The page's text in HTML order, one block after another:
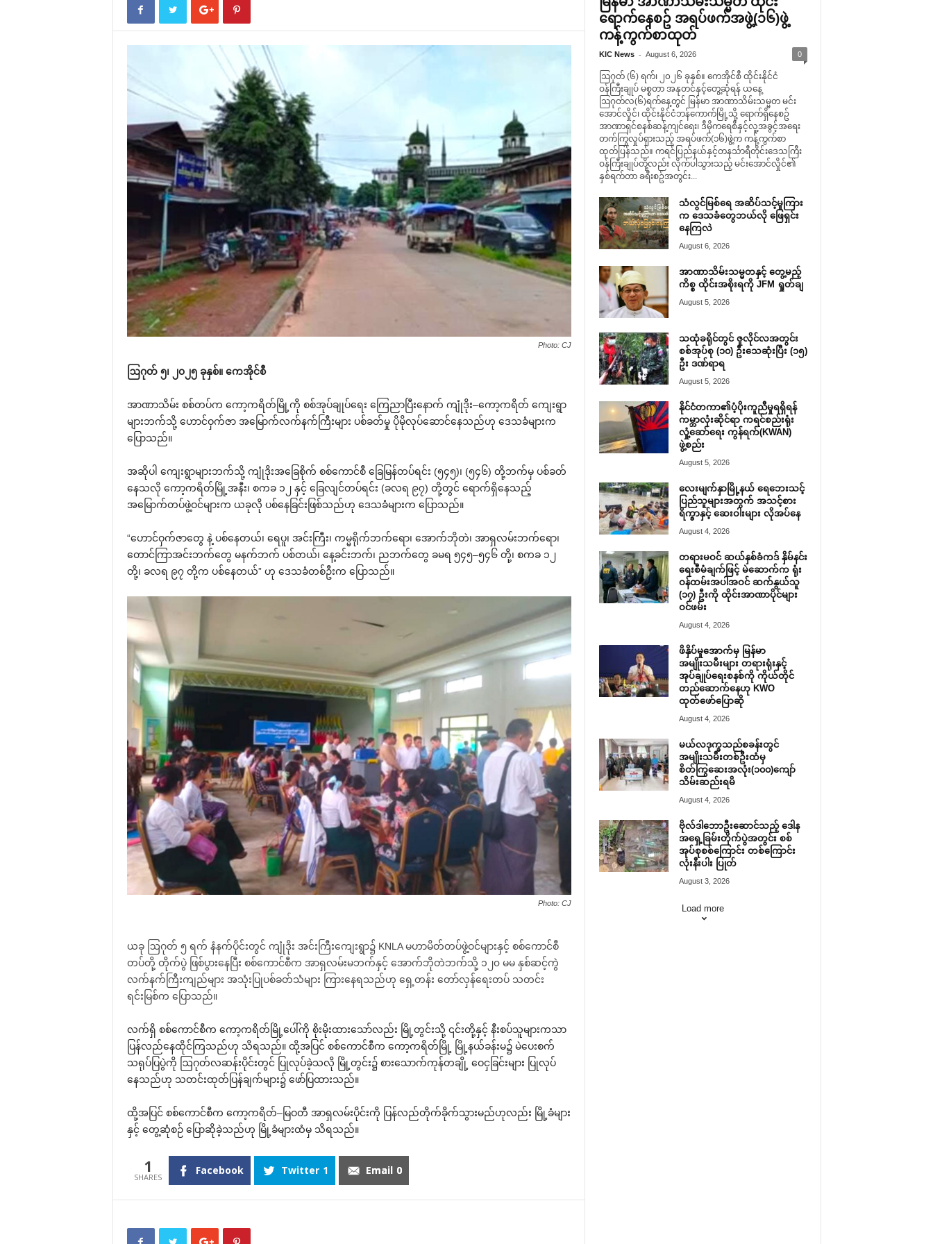
Photo: CJ
ဩဂုတ် ၅၊ ၂၀၂၅ ခုနှစ်။ ကေအိုင်စီ
အာဏာသိမ်း စစ်တပ်က ကော့ကရိတ်မြို့ကို စစ်အုပ်ချုပ်ရေး ကြေညာပြီးနောက် ကျုံဒိုး–ကော့ကရိတ် ကျေးရွာ
များဘက်သို့ ဟောင်ဝှက်ဇာ အမြောက်လက်နက်ကြီးများ ပစ်ခတ်မှု ပိုမိုလုပ်ဆောင်နေသည်ဟု ဒေသခံများက
ပြောသည်။
အဆိုပါ ကျေးရွာများဘက်သို့ ကျုံဒိုးအခြေစိုက် စစ်ကောင်စီ ခြေမြန်တပ်ရင်း (၅၄၅)၊ (၅၄၆) တို့ဘက်မှ ပစ်ခတ်
နေသလို ကော့ကရိတ်မြို့အနီး၊ စကခ ၁၂ နှင့် ခြေလျင်တပ်ရင်း (ခလရ ၉၇) တို့တွင် ရောက်ရှိနေသည့်
အမြောက်တပ်ဖွဲ့ဝင်များက ယခုလို ပစ်နေခြင်းဖြစ်သည်ဟု ဒေသခံများက ပြောသည်။
“ဟောင်ဝှက်ဇာတွေ နဲ့ ပစ်နေတယ်၊ ရေပူ၊ အင်းကြီး၊ ကမ္မရိုက်ဘက်ရော၊ အောက်ဘိုတဲ၊ အာရှလမ်းဘက်ရော၊
တောင်ကြာအင်းဘက်တွေ မနက်ဘက် ပစ်တယ်၊ နေ့ခင်းဘက်၊ ညဘက်တွေ ခမရ ၅၄၅–၅၄၆ တို့၊ စကခ ၁၂
တို့၊ ခလရ ၉၇ တို့က ပစ်နေတယ်” ဟု ဒေသခံတစ်ဦးက ပြောသည်။
Photo: CJ
ယခု ဩဂုတ် ၅ ရက် နံနက်ပိုင်းတွင် ကျုံဒိုး အင်းကြီးကျေးရွာ၌ KNLA မဟာမိတ်တပ်ဖွဲ့ဝင်များနှင့် စစ်ကောင်စီ
တပ်တို့ တိုက်ပွဲ ဖြစ်ပွားနေပြီး စစ်ကောင်စီက အာရှလမ်းမဘက်နှင့် အောက်ဘိုတဲဘက်သို့ ၁၂၀ မမ နှစ်ဆင့်ကွဲ
လက်နက်ကြီးကျည်များ အသုံးပြုပစ်ခတ်သံများ ကြားနေရသည်ဟု ရှေ့တန်း တော်လှန်ရေးတပ် သတင်း
ရင်းမြစ်က ပြောသည်။
လက်ရှိ စစ်ကောင်စီက ကော့ကရိတ်မြို့ပေါ်ကို စိုးမိုးထားသော်လည်း မြို့တွင်းသို့ ၎င်းတို့နှင့် နီးစပ်သူများကသာ
ပြန်လည်နေထိုင်ကြသည်ဟု သိရသည်။ ထို့အပြင် စစ်ကောင်စီက ကော့ကရိတ်မြို့ မြို့နယ်ခန်းမ၌ မဲပေးစက်
သရုပ်ပြပွဲကို ဩဂုတ်လဆန်းပိုင်းတွင် ပြုလုပ်ခဲ့သလို မြို့တွင်း၌ စားသောက်ကုန်တချို့ ဝေငှခြင်းများ ပြုလုပ်
နေသည်ဟု သတင်းထုတ်ပြန်ချက်များ၌ ဖော်ပြထားသည်။
ထို့အပြင် စစ်ကောင်စီက ကော့ကရိတ်–မြဝတီ အာရှလမ်းပိုင်းကို ပြန်လည်တိုက်ခိုက်သွားမည်ဟုလည်း မြို့ခံများ
နှင့် တွေ့ဆုံစဉ် ပြောဆိုခဲ့သည်ဟု မြို့ခံများထံမှ သိရသည်။
1 Facebook Twitter 1 Email 0
ရောက်နေစဥ် အရပ်ဖက်အဖွဲ့(၁၆)ဖွဲ့
ကန့်ကွက်စာထုတ်
KIC News - August 6, 2026 0
ဩဂုတ် (၆) ရက်၊ ၂၀၂၆ ခုနှစ်။ ကေအိုင်စီ ထိုင်းနိုင်ငံ
ဝန်ကြီးချုပ် မစ္စတာ အနုတင်နှင့်တွေ့ဆုံရန် ယနေ့
ဩဂုတ်လ(၆)ရက်နေ့တွင် မြန်မာ အာဏာသိမ်းသမ္မတ မင်း
အောင်လှိုင်၊ ထိုင်းနိုင်ငံဘန်ကောက်မြို့သို့ ရောက်ရှိနေစဥ်
အာဏာရှင်စနစ်ဆန့်ကျင်ရေး၊ ဒီမိုကရေစီနှင့်လူ့အခွင့်အရေး
တက်ကြွလှုပ်ရှားသည့် အရပ်ဖက်(၁၆)ဖွဲ့က ကန့်ကွက်စာ
ထုတ်ပြန်သည်။ ကရင်ပြည်နယ်နှင့်တနင်္သာရီတိုင်းဒေသကြီး
ဝန်ကြီးချုပ်တို့လည်း လိုက်ပါသွားသည့် မင်းအောင်လှိုင်၏
နှစ်ရက်တာ ခရီးစဥ်အတွင်း...
သံလွင်မြစ်ရေ အဆိပ်သင့်မှုကြား
က ဒေသခံတွေဘယ်လို ဖြေရှင်း
နေကြလဲ
August 6, 2026
အာဏာသိမ်းသမ္မတနှင့် တွေ့မည့်
ကိစ္စ ထိုင်းအစိုးရကို JFM ရှုတ်ချ
August 5, 2026
သထုံခရိုင်တွင် ဇူလိုင်လအတွင်း
စစ်အုပ်စု (၁၀) ဦးသေဆုံးပြီး (၁၅)
ဦး ဒဏ်ရာရ
August 5, 2026
နိုင်ငံတကာ၏ပံ့ပိုးကူညီမှုရရှိရန်
ကမ္ဘာလုံးဆိုင်ရာ ကရင်စည်းရုံး
လှုံ့ဆော်ရေး ကွန်ရက်(KWAN)
ဖွဲ့စည်း
August 5, 2026
လေးမျက်နှာမြို့နယ် ရေဘေးသင့်
ပြည်သူများအတွက် အသင့်စား
ရိက္ခာနှင့် ဆေးဝါးများ လိုအပ်နေ
August 4, 2026
တရားမဝင် ဆယ်နှစ်ခံကဒ် နှိမ်နင်း
ရေးစီမံချက်ဖြင့် မဲဆောက်က ရုံး
ဝန်ထမ်းအပါအဝင် ဆက်နွယ်သူ
(၁၇) ဦးကို ထိုင်းအာဏာပိုင်များ
ဝင်ဖမ်း
August 4, 2026
ဖိနှိပ်မှုအောက်မှ မြန်မာ
အမျိုးသမီးများ တရားရုံးနှင့်
အုပ်ချုပ်ရေးစနစ်ကို ကိုယ်တိုင်
တည်ဆောက်နေဟု KWO
ထုတ်ဖော်ပြောဆို
August 4, 2026
မယ်လဒုက္ခသည်စခန်းတွင်
အမျိုးသမီးတစ်ဦးထံမှ
စိတ်ကြွဆေးအလုံး(၁၀၀)ကျော်
သိမ်းဆည်းရမိ
August 4, 2026
ဗိုလ်ဒါဘောဦးဆောင်သည့် ဒေါန
အရှေ့ခြမ်းတိုက်ပွဲအတွင်း စစ်
အုပ်စုစစ်ကြောင်း တစ်ကြောင်း
လုံးနီးပါး ပြုတ်
August 3, 2026
Load more